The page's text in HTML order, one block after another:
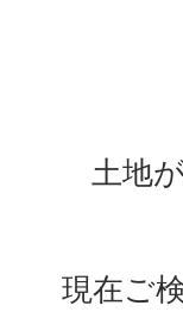
土地
現在ご